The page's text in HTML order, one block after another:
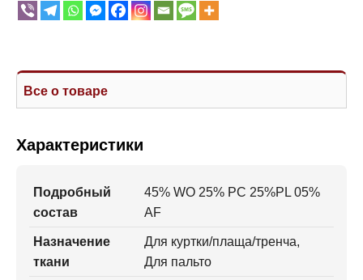
Все о товаре
Характеристики
Подробный
состав
45% WO 25% PC 25%PL 05%
AF
Назначение
ткани
Для куртки/плаща/тренча,
Для пальто